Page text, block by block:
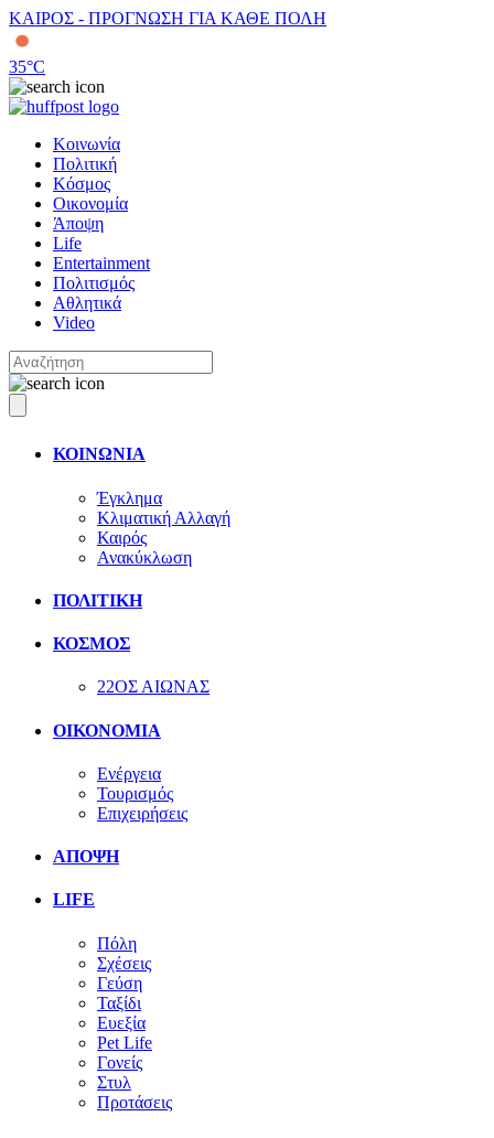
ΚΑΙΡΟΣ - ΠΡΟΓΝΩΣΗ ΓΙΑ ΚΑΘΕ ΠΟΛΗ
35°C
Κοινωνία
Πολιτική
Κόσμος
Οικονομία
Άποψη
Life
Entertainment
Πολιτισμός
Αθλητικά
Video
ΚΟΙΝΩΝΙΑ
Έγκλημα
Κλιματική Αλλαγή
Καιρός
Ανακύκλωση
ΠΟΛΙΤΙΚΗ
ΚΟΣΜΟΣ
22ΟΣ ΑΙΩΝΑΣ
ΟΙΚΟΝΟΜΙΑ
Ενέργεια
Τουρισμός
Επιχειρήσεις
ΑΠΟΨΗ
LIFE
Πόλη
Σχέσεις
Γεύση
Ταξίδι
Ευεξία
Pet Life
Γονείς
Στυλ
Προτάσεις